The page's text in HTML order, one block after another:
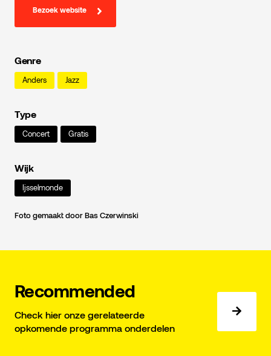
Bezoek website
Genre
Anders Jazz
Type
Concert Gratis
Wijk
Ijsselmonde
Foto gemaakt door Bas Czerwinski
Recommended
Check hier onze gerelateerde
opkomende programma onderdelen